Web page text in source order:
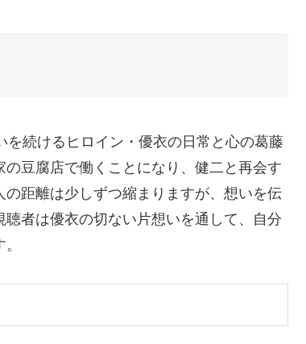
続けるヒロイン・優衣の日常と心の葛藤
豆腐店で働くことになり、健二と再会す
距離は少しずつ縮まりますが、想いを伝
者は優衣の切ない片想いを通して、自分